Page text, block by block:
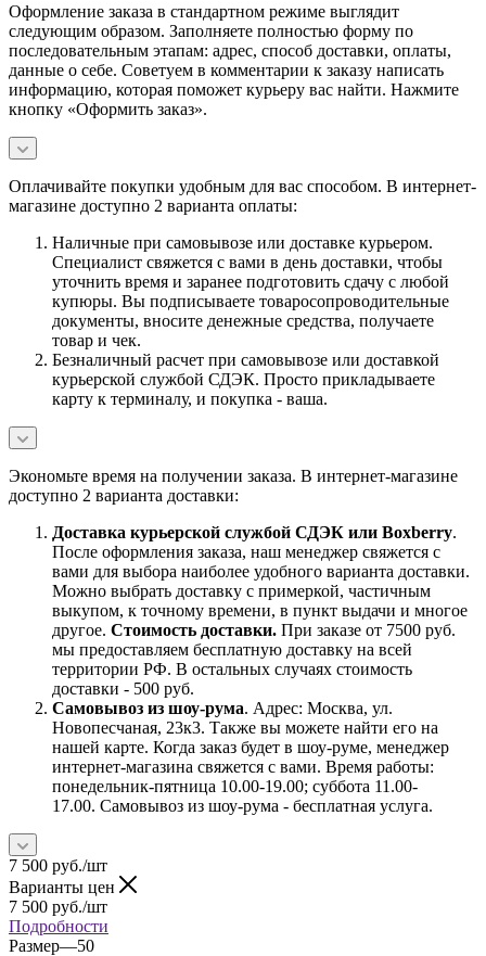
Оформление заказа в стандартном режиме выглядит
следующим образом. Заполняете полностью форму по
последовательным этапам: адрес, способ доставки, оплаты,
данные о себе. Советуем в комментарии к заказу написать
информацию, которая поможет курьеру вас найти. Нажмите
кнопку «Оформить заказ».
Оплачивайте покупки удобным для вас способом. В интернет-
магазине доступно 2 варианта оплаты:
Наличные при самовывозе или доставке курьером.
Специалист свяжется с вами в день доставки, чтобы
уточнить время и заранее подготовить сдачу с любой
купюры. Вы подписываете товаросопроводительные
документы, вносите денежные средства, получаете
товар и чек.
Безналичный расчет при самовывозе или доставкой
курьерской службой СДЭК. Просто прикладываете
карту к терминалу, и покупка - ваша.
Экономьте время на получении заказа. В интернет-магазине
доступно 2 варианта доставки:
Доставка курьерской службой СДЭК или Boxberry.
После оформления заказа, наш менеджер свяжется с
вами для выбора наиболее удобного варианта доставки.
Можно выбрать доставку с примеркой, частичным
выкупом, к точному времени, в пункт выдачи и многое
другое. Стоимость доставки. При заказе от 7500 руб.
мы предоставляем бесплатную доставку на всей
территории РФ. В остальных случаях стоимость
доставки - 500 руб.
Самовывоз из шоу-рума. Адрес: Москва, ул.
Новопесчаная, 23к3. Также вы можете найти его на
нашей карте. Когда заказ будет в шоу-руме, менеджер
интернет-магазина свяжется с вами. Время работы:
понедельник-пятница 10.00-19.00; суббота 11.00-
17.00. Самовывоз из шоу-рума - бесплатная услуга.
7 500 руб./шт
Варианты цен
7 500 руб./шт
Подробности
Размер—50